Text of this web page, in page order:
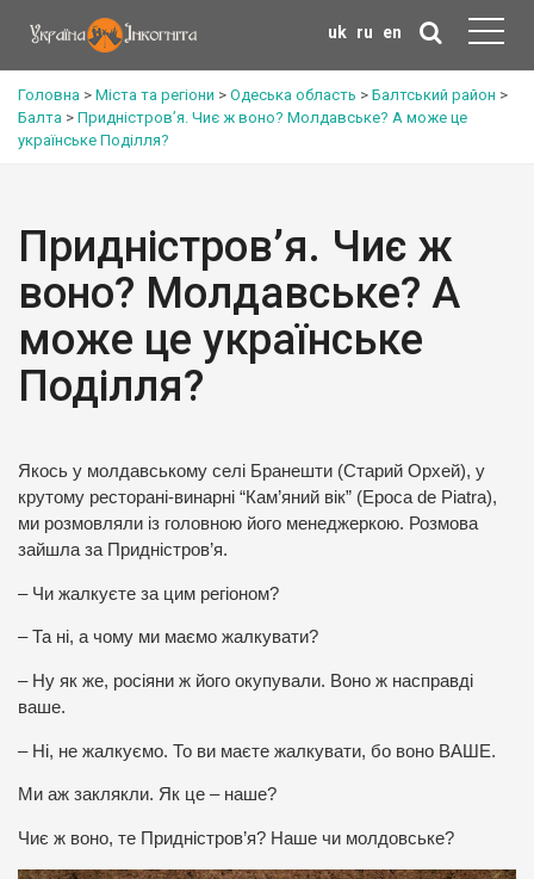
uk ru en
Головна > Міста та регіони > Одеська область > Балтський район >
Балта > Придністров’я. Чиє ж воно? Молдавське? А може це
українське Поділля?
Придністров’я. Чиє ж
воно? Молдавське? А
може це українське
Поділля?
Якось у молдавському селі Бранешти (Старий Орхей), у
крутому ресторані-винарні “Кам’яний вік” (Epoca de Piatra),
ми розмовляли із головною його менеджеркою. Розмова
зайшла за Придністров’я.
– Чи жалкуєте за цим регіоном?
– Та ні, а чому ми маємо жалкувати?
– Ну як же, росіяни ж його окупували. Воно ж насправді
ваше.
– Ні, не жалкуємо. То ви маєте жалкувати, бо воно ВАШЕ.
Ми аж заклякли. Як це – наше?
Чиє ж воно, те Придністров’я? Наше чи молдовське?